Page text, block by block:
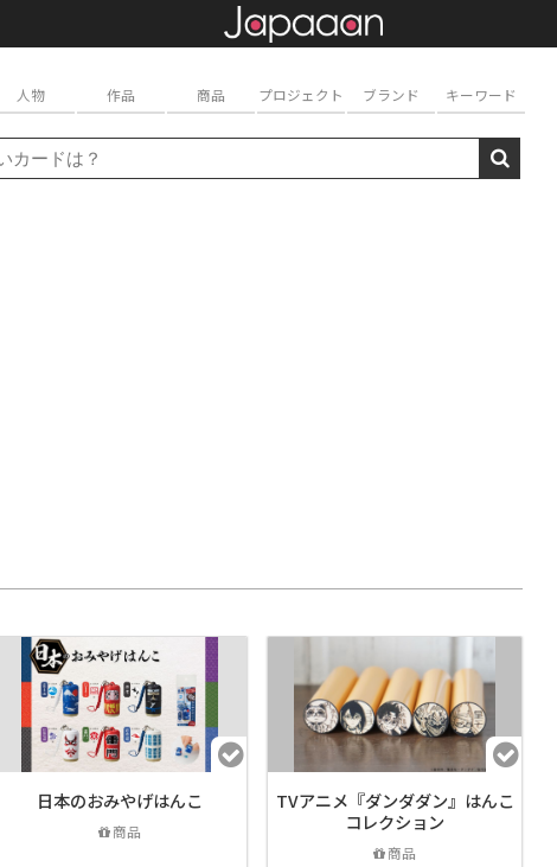
人物 作品 商品 プロジェクト ブランド キーワード
日本のおみやげはんこ
商品
TVアニメ『ダンダダン』はんこ
コレクション
商品